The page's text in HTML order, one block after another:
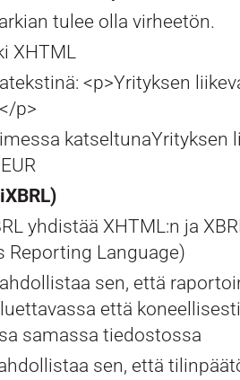
tulee olla virheetön.
XHTML
<p>Yrityksen
p>
katseltunaYrityksen
yhdistää XHTML:n ja
Reporting Language)
sen, että
että
samassa tiedostossa
sen, että